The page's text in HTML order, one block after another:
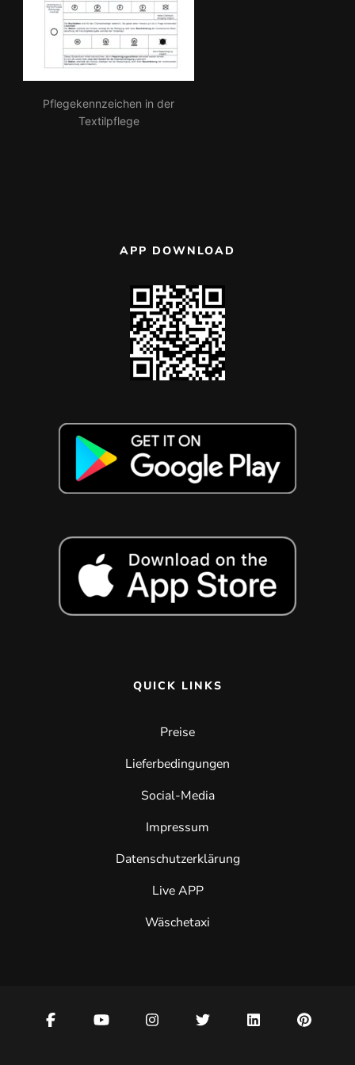
Pflegekennzeichen in der
Textilpflege
APP DOWNLOAD
QUICK LINKS
Preise
Lieferbedingungen
Social-Media
Impressum
Datenschutzerklärung
Live APP
Wäschetaxi